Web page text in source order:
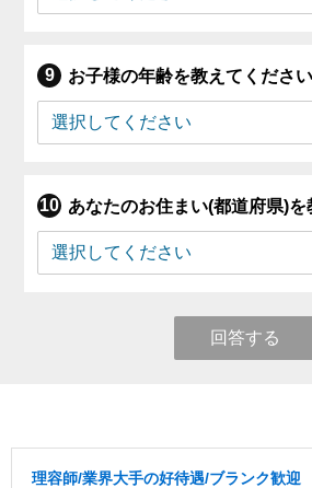
お子様の年齢を教えてください
あなたのお住まい(都道府県)
回答する
理容師/業界大手の好待遇/ブランク歓迎